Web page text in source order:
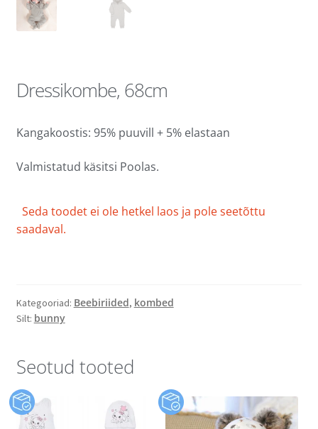
Dressikombe, 68cm
Kangakoostis: 95% puuvill + 5% elastaan
Valmistatud käsitsi Poolas.
Seda toodet ei ole hetkel laos ja pole seetõttu
saadaval.
Kategooriad: Beebiriided, kombed
Silt: bunny
Seotud tooted